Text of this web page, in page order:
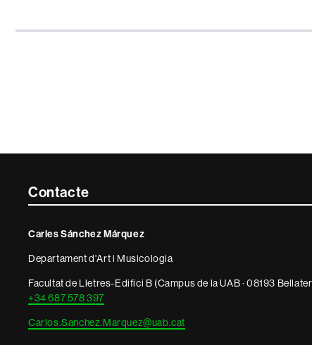
Contacte
informació
legal
Contacte
Carles Sánchez Márquez
Departament d'Art i Musicologia
Facultat de Lletres-Edifici B (Campus de la UAB · 08193
+34 687 578 397
Carlos.Sanchez.Marquez@uab.cat